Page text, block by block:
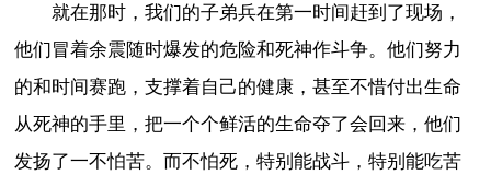
就在那时，我们的子弟兵在第一时间赶到了现场，
他们冒着余震随时爆发的危险和死神作斗争。他们努力
的和时间赛跑，支撑着自己的健康，甚至不惜付出生命
从死神的手里，把一个个鲜活的生命夺了会回来，他们
发扬了一不怕苦。而不怕死，特别能战斗，特别能吃苦